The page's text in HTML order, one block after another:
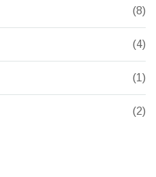
(8)
(4)
(1)
(2)